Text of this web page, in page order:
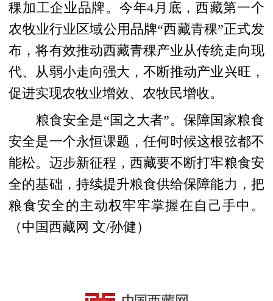
稞加工企业品牌。今年4月底，西藏第一个
农牧业行业区域公用品牌“西藏青稞”正式发
布，将有效推动西藏青稞产业从传统走向现
代、从弱小走向强大，不断推动产业兴旺，
促进实现农牧业增效、农牧民增收。
粮食安全是“国之大者”。保障国家粮食
安全是一个永恒课题，任何时候这根弦都不
能松。迈步新征程，西藏要不断打牢粮食安
全的基础，持续提升粮食供给保障能力，把
粮食安全的主动权牢牢掌握在自己手中。
（中国西藏网 文/孙健）